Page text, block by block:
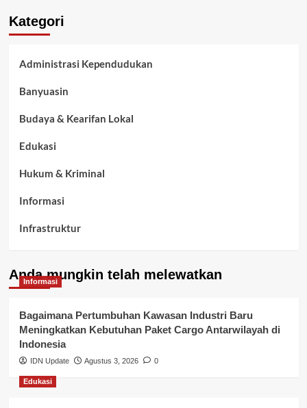
Kategori
Administrasi Kependudukan
Banyuasin
Budaya & Kearifan Lokal
Edukasi
Hukum & Kriminal
Informasi
Infrastruktur
Kepegawaian & ASN Banyuasin
Kesehatan
Keuangan
Lalu Lintas
Anda mungkin telah melewatkan
Informasi
Bagaimana Pertumbuhan Kawasan Industri Baru
Meningkatkan Kebutuhan Paket Cargo Antarwilayah di
Indonesia
IDN Update Agustus 3, 2026 0
Edukasi